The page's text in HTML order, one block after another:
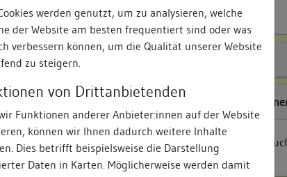
werden genutzt, um zu analysieren, welche
der Website am besten frequentiert sind oder was
verbessern können, um die Qualität unserer Website
zu steigern.
von Drittanbietenden
Funktionen anderer Anbieter:innen auf der Website
können wir Ihnen dadurch weitere Inhalte
Dies betrifft beispielsweise die Darstellung
Daten in Karten. Möglicherweise werden damit
Zugeordnete
Bauhistorische